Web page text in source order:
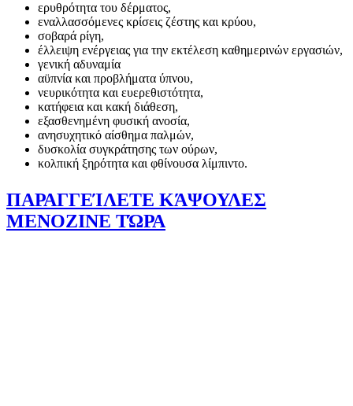
ερυθρότητα του δέρματος,
εναλλασσόμενες κρίσεις ζέστης και κρύου,
σοβαρά ρίγη,
έλλειψη ενέργειας για την εκτέλεση καθημερινών εργασιών,
γενική αδυναμία
αϋπνία και προβλήματα ύπνου,
νευρικότητα και ευερεθιστότητα,
κατήφεια και κακή διάθεση,
εξασθενημένη φυσική ανοσία,
ανησυχητικό αίσθημα παλμών,
δυσκολία συγκράτησης των ούρων,
κολπική ξηρότητα και φθίνουσα λίμπιντο.
ΠΑΡΑΓΓΕΊΛΕΤΕ ΚΆΨΟΥΛΕΣ
MENOZINE ΤΏΡΑ